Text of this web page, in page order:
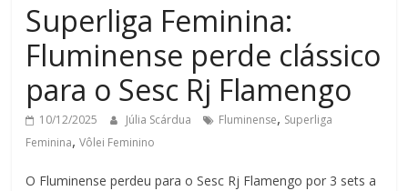
Superliga Feminina:
Fluminense perde clássico
para o Sesc Rj Flamengo
10/12/2025 Júlia Scárdua Fluminense, Superliga
Feminina,Vôlei Feminino
O Fluminense perdeu para o Sesc Rj Flamengo por 3 sets a